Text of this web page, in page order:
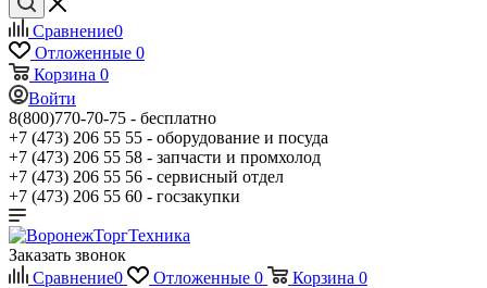
Сравнение0
Отложенные 0
Корзина 0
Войти
8(800)770-70-75 - бесплатно
+7 (473) 206 55 55 - оборудование и посуда
+7 (473) 206 55 58 - запчасти и промхолод
+7 (473) 206 55 56 - сервисный отдел
+7 (473) 206 55 60 - госзакупки
Заказать звонок
Сравнение0 Отложенные 0 Корзина 0